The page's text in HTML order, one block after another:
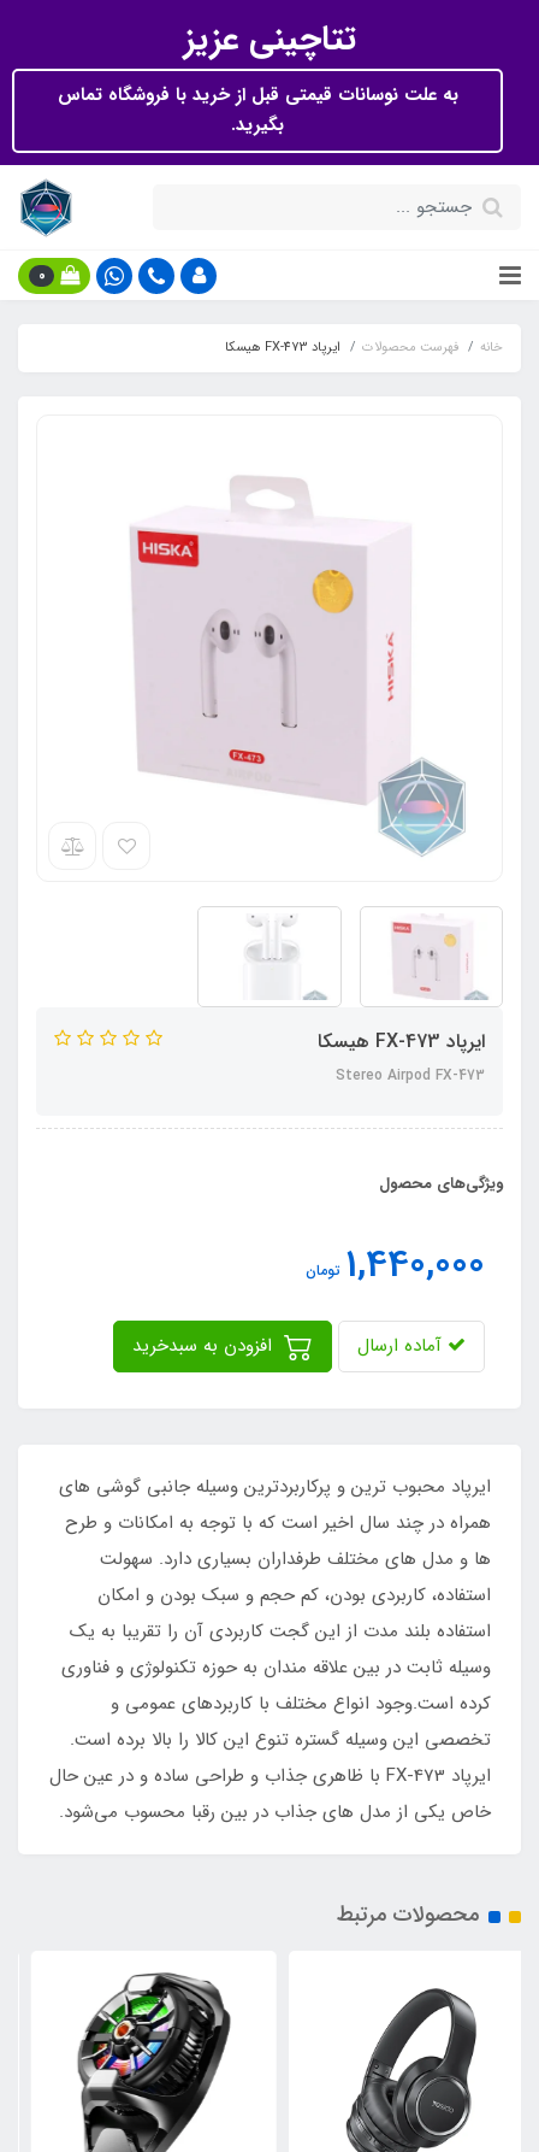
تتاچینی عزیز
به علت نوسانات قیمتی قبل از خرید با فروشگاه تماس
بگیرید.
0
خانه فهرست محصولات ایرپاد FX-473 هیسکا
ایرپاد FX-473 هیسکا
Stereo Airpod FX-473
ویژگی‌های محصول
1,440,000 تومان
آماده ارسال
ایرپاد محبوب ترین و پرکاربردترین وسیله جانبی گوشی های
همراه در چند سال اخیر است که با توجه به امکانات و طرح
ها و مدل های مختلف طرفداران بسیاری دارد. سهولت
استفاده، کاربردی بودن، کم حجم و سبک بودن و امکان
استفاده بلند مدت از این گجت کاربردی آن را تقریبا به یک
وسیله ثابت در بین علاقه مندان به حوزه تکنولوژی و فناوری
کرده است.وجود انواع مختلف با کاربردهای عمومی و
تخصصی این وسیله گستره تنوع این کالا را بالا برده است.
ایرپاد FX-473 با ظاهری جذاب و طراحی ساده و در عین حال
خاص یکی از مدل های جذاب در بین رقبا محسوب می‌شود.
محصولات مرتبط